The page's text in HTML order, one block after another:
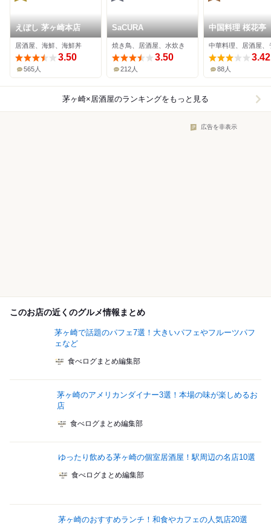
えぼし 茅ヶ崎本店
居酒屋、海鮮、海鮮丼
3.50
565人
SaCURA
焼き鳥、居酒屋、水炊き
3.50
212人
中国料理 桜花亭
3.42
88人
茅ヶ崎×居酒屋のランキングをもっと見る
広告を非表示
このお店の近くのグルメ情報まとめ
茅ヶ崎で話題のパフェ7選！大きいパフェやフルーツパフ
ェなど
食べログまとめ編集部
茅ヶ崎のアメリカンダイナー3選！本場の味が楽しめるお
店
食べログまとめ編集部
ゆったり飲める茅ヶ崎の個室居酒屋！駅周辺の名店10選
食べログまとめ編集部
茅ヶ崎のおすすめランチ！和食やカフェの人気店20選